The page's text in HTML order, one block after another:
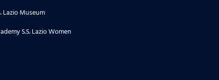
Associazione Unici
Lazio Museum
S.S. Lazio Women